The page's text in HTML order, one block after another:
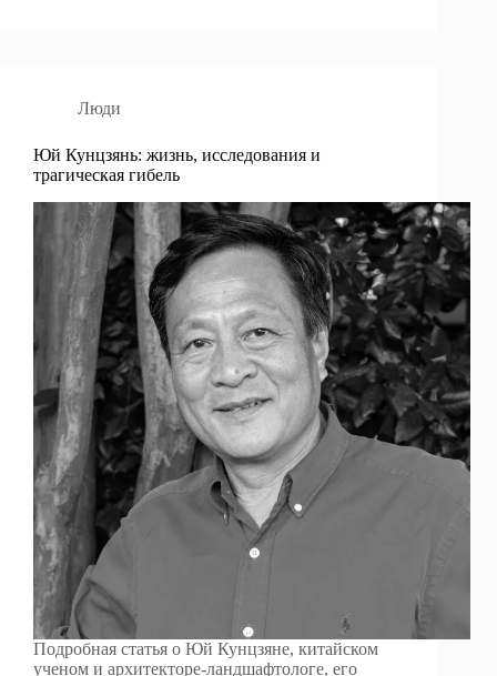
Люди
Юй Кунцзянь: жизнь, исследования и
трагическая гибель
Подробная статья о Юй Кунцзяне, китайском
ученом и архитекторе-ландшафтологе, его